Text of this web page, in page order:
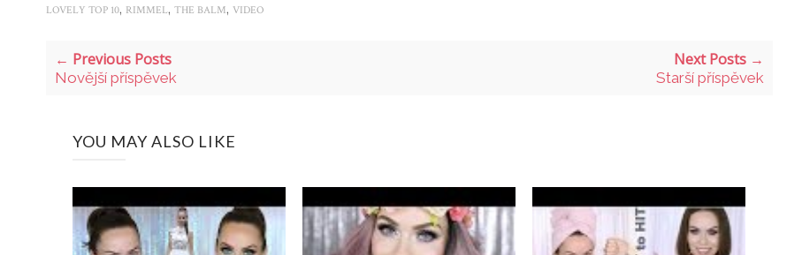
LOVELY TOP 10, RIMMEL, THE BALM, VIDEO
← Previous Posts
Novější příspěvek
Next Posts →
Starší příspěvek
YOU MAY ALSO LIKE